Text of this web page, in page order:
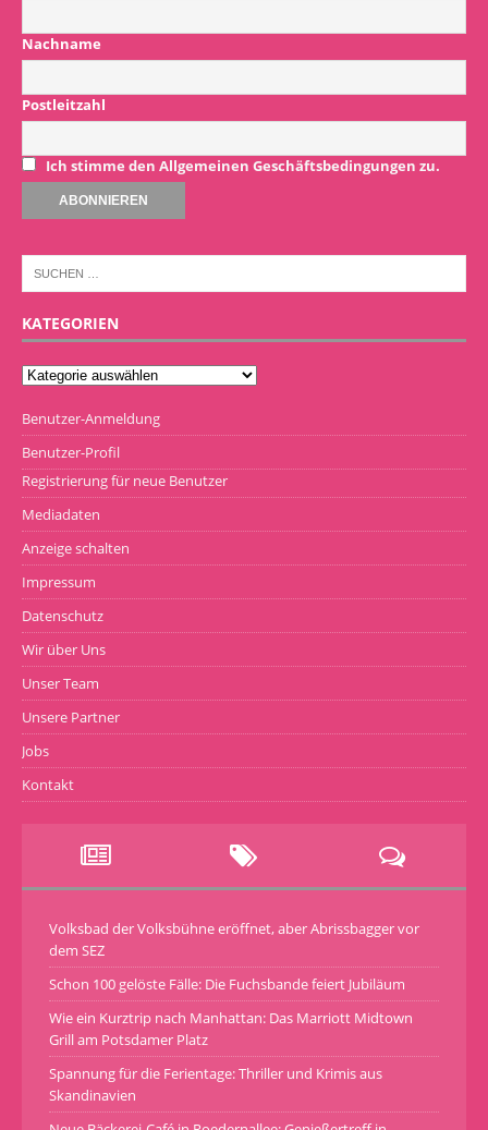
Nachname
Postleitzahl
Ich stimme den Allgemeinen Geschäftsbedingungen zu.
KATEGORIEN
Benutzer-Anmeldung
Benutzer-Profil
Registrierung für neue Benutzer
Mediadaten
Anzeige schalten
Impressum
Datenschutz
Wir über Uns
Unser Team
Unsere Partner
Jobs
Kontakt
Volksbad der Volksbühne eröffnet, aber Abrissbagger vor
dem SEZ
Schon 100 gelöste Fälle: Die Fuchsbande feiert Jubiläum
Wie ein Kurztrip nach Manhattan: Das Marriott Midtown
Grill am Potsdamer Platz
Spannung für die Ferientage: Thriller und Krimis aus
Skandinavien